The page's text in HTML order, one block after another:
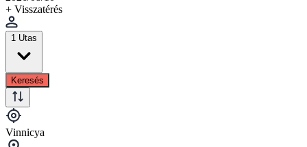
+ Visszatérés
1 Utas
Keresés
Vinnicya